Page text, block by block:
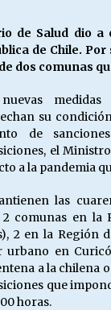
de Salud dio
de Chile.
dos comunas
su
de
el
a la pandemia
las
2 comunas en la
2 en la Región
urbano en
a la chilena
que
horas.